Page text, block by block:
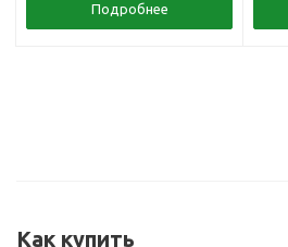
Подробнее
Как купить